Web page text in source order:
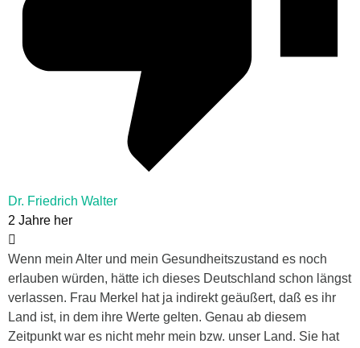
Dr. Friedrich Walter
2 Jahre her
Wenn mein Alter und mein Gesundheitszustand es noch
erlauben würden, hätte ich dieses Deutschland schon längst
verlassen. Frau Merkel hat ja indirekt geäußert, daß es ihr
Land ist, in dem ihre Werte gelten. Genau ab diesem
Zeitpunkt war es nicht mehr mein bzw. unser Land. Sie hat